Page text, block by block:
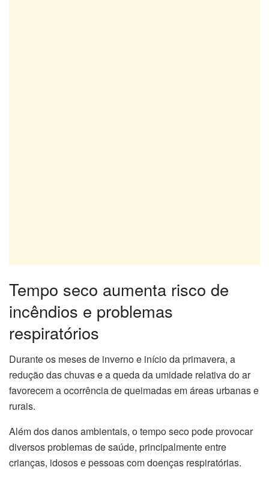
Tempo seco aumenta risco de
incêndios e problemas
respiratórios
Durante os meses de inverno e início da primavera, a
redução das chuvas e a queda da umidade relativa do ar
favorecem a ocorrência de queimadas em áreas urbanas e
rurais.
Além dos danos ambientais, o tempo seco pode provocar
diversos problemas de saúde, principalmente entre
crianças, idosos e pessoas com doenças respiratórias.